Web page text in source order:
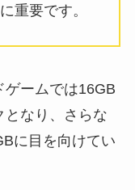
重要です。
ームでは16GB
となり、さらな
に目を向けてい